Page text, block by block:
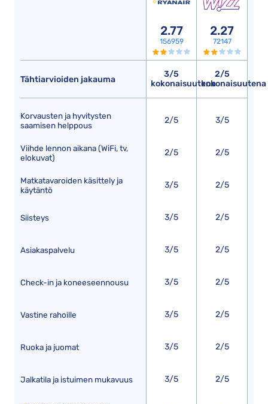
Tähtiarvioiden jakauma
Korvausten ja hyvitysten
saamisen helppous
Viihde lennon aikana (WiFi, tv,
elokuvat)
Matkatavaroiden käsittely ja
käytäntö
Siisteys
Asiakaspalvelu
Check-in ja koneeseennousu
Vastine rahoille
Ruoka ja juomat
Jalkatila ja istuimen mukavuus
2.77
156959
3/5
kokonaisuutena
2/5
2/5
3/5
3/5
3/5
3/5
3/5
3/5
3/5
2.27
72147
2/5
kokonaisuutena
3/5
2/5
2/5
2/5
2/5
2/5
2/5
2/5
2/5